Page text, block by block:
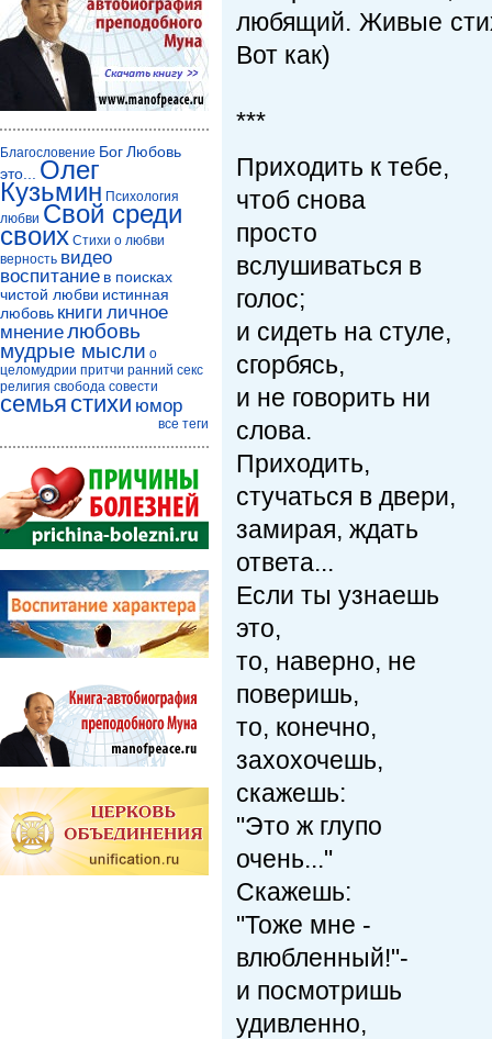
любящий. Живые
Вот как)
***
Приходить к тебе,
чтоб снова
просто
вслушиваться в
голос;
и сидеть на стуле,
сгорбясь,
и не говорить ни
слова.
Приходить,
стучаться в двери,
замирая, ждать
ответа...
Если ты узнаешь
это,
то, наверно, не
поверишь,
то, конечно,
захохочешь,
скажешь:
"Это ж глупо
очень..."
Скажешь:
"Тоже мне -
влюбленный!"-
и посмотришь
удивленно,
Благословение БогЛюбовь
это...
Олег
Кузьмин Психология
любви Свой среди
своих Стихи о любви
верность видео
воспитание в поисках
чистой любви истинная
любовь книги личное
мнениелюбовь
мудрые мысли о
целомудрии притчи ранний секс
религия свобода совести
семья стихи юмор
все теги